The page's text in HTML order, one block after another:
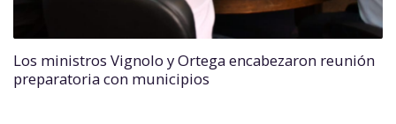
Los ministros Vignolo y Ortega encabezaron reunión
preparatoria con municipios